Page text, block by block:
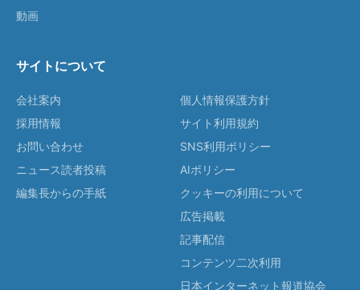
動画
サイトについて
会社案内
採用情報
お問い合わせ
ニュース読者投稿
編集長からの手紙
個人情報保護方針
サイト利用規約
SNS利用ポリシー
AIポリシー
クッキーの利用について
広告掲載
記事配信
コンテンツ二次利用
日本インターネット報道協会